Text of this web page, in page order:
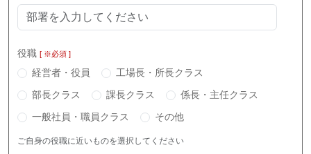
役職 [ ※必須 ]
経営者・役員
工場長・所長クラス
部長クラス
課長クラス
係長・主任クラス
一般社員・職員クラス
その他
ご自身の役職に近いものを選択してください